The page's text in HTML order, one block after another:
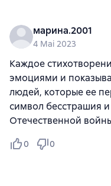
марина.2001
4 Mai 2023
Каждое
эмоциями и
людей, которые ее
символ бесстрашия
Отечественной
0 0